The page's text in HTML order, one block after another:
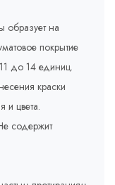
образует на
покрытие
до 14 единиц.
краски
и цвета.
содержит